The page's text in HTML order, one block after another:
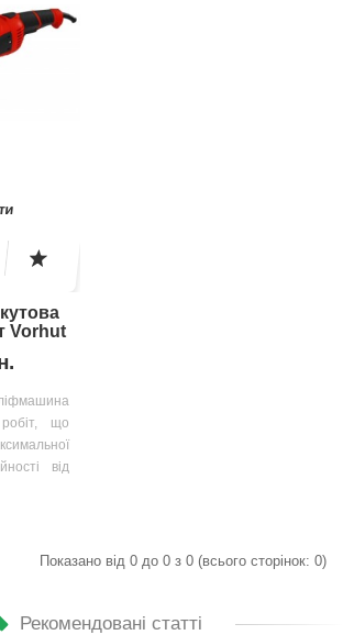
Vorhut
що
від
Показано від 0 до 0 з 0 (всього сторінок: 0)
Рекомендовані статті